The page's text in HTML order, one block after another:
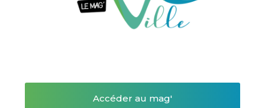
Accéder au mag'